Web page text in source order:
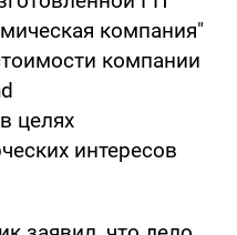
компания"
компании
целях
интересов